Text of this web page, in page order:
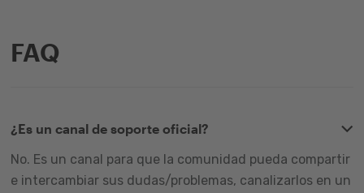
FAQ
¿Es un canal de soporte oficial?
No. Es un canal para que la comunidad pueda compartir
e intercambiar sus dudas/problemas, canalizarlos en un